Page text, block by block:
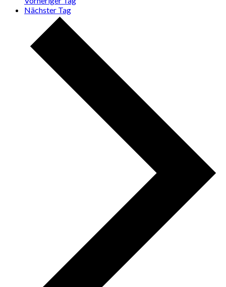
Nächster Tag